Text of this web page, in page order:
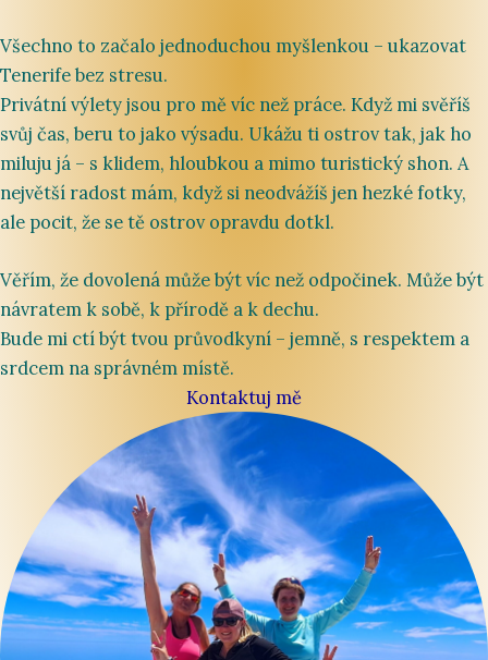
Všechno to začalo jednoduchou myšlenkou – ukazovat
Tenerife bez stresu.
Privátní výlety jsou pro mě víc než práce. Když mi svěříš
svůj čas, beru to jako výsadu. Ukážu ti ostrov tak, jak ho
miluju já – s klidem, hloubkou a mimo turistický shon. A
největší radost mám, když si neodvážíš jen hezké fotky,
ale pocit, že se tě ostrov opravdu dotkl.
Věřím, že dovolená může být víc než odpočinek. Může být
návratem k sobě, k přírodě a k dechu.
Bude mi ctí být tvou průvodkyní – jemně, s respektem a
srdcem na správném místě.
Kontaktuj mě